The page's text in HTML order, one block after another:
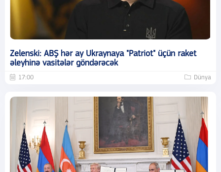
Zelenski: ABŞ hər ay Ukraynaya "Patriot" üçün raket
əleyhinə vasitələr göndərəcək
17:00 Dünya